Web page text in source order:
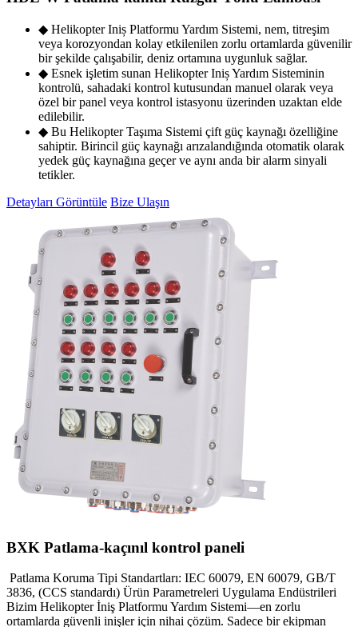
◆ Helikopter Iniș Platformu Yardım Sistemi, nem, titreşim
veya korozyondan kolay etkilenilen zorlu ortamlarda güvenilir
bir şekilde çalışabilir, deniz ortamına uygunluk sağlar.
◆ Esnek işletim sunan Helikopter Iniș Yardım Sisteminin
kontrolü, sahadaki kontrol kutusundan manuel olarak veya
özel bir panel veya kontrol istasyonu üzerinden uzaktan elde
edilebilir.
◆ Bu Helikopter Taşıma Sistemi çift güç kaynağı özelliğine
sahiptir. Birincil güç kaynağı arızalandığında otomatik olarak
yedek güç kaynağına geçer ve aynı anda bir alarm sinyali
tetikler.
Detayları Görüntüle Bize Ulaşın
BXK Patlama-kaçınıl kontrol paneli
Patlama Koruma Tipi Standartları: IEC 60079, EN 60079, GB/T
3836, (CCS standardı) Ürün Parametreleri Uygulama Endüstrileri
Bizim Helikopter İniş Platformu Yardım Sistemi—en zorlu
ortamlarda güvenli inişler için nihai çözüm. Sadece bir ekipman